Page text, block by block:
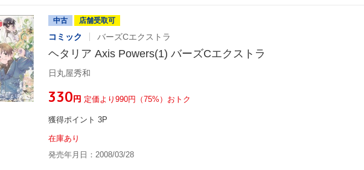
中古 店舗受取可
コミック バーズCエクストラ
ヘタリア Axis Powers(1) バーズCエクストラ
日丸屋秀和
¥330円 定価より990円（75%）おトク
獲得ポイント 3P
在庫あり
発売年月日：2008/03/28